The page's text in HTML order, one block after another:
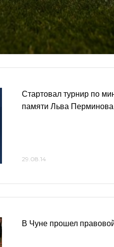
Стартовал турнир по
памяти Льва Перминова
29.08.14
В Чуне прошел